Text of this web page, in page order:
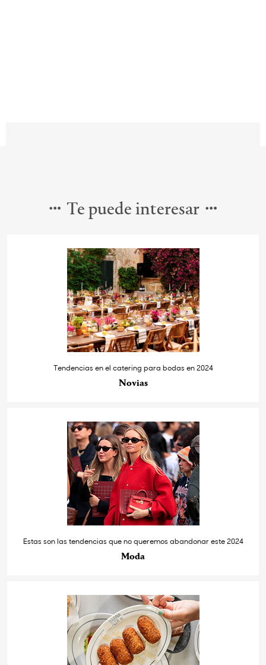
Te puede interesar
Tendencias en el catering para bodas en 2024
Novias
Estas son las tendencias que no queremos abandonar este 2024
Moda